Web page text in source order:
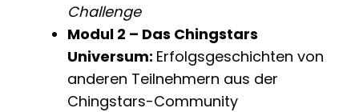
Challenge
Modul 2 – Das Chingstars
Universum: Erfolgsgeschichten von
anderen Teilnehmern aus der
Chingstars-Community